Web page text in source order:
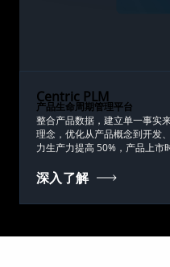
Centric PLM
产品生命周期管理平台
整合产品数据，建立单一事实
理念，优化从产品概念到开发
力生产力提高 50%，产品上市
深入了解